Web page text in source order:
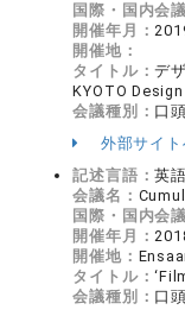
国際・国内会議
開催年月：
開催地：
タイトル：デ
KYOTO
会議種別： 口
外部サイ
記述言語：英語
会議名：
国際・国内会議
開催年月：
開催地：
タイトル：
会議種別： 口